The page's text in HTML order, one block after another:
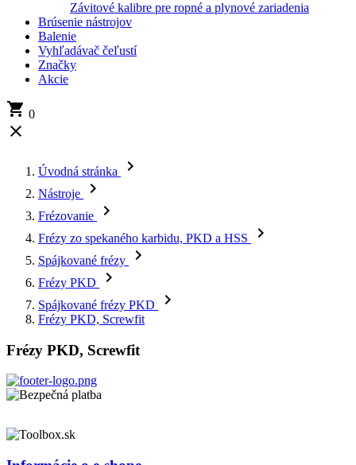
Závitové kalibre pre ropné a plynové zariadenia
Brúsenie nástrojov
Balenie
Vyhľadávač čeľustí
Značky
Akcie
 0

Úvodná stránka 
Nástroje 
Frézovanie 
Frézy zo spekaného karbidu, PKD a HSS 
Spájkované frézy 
Frézy PKD 
Spájkované frézy PKD 
Frézy PKD, Screwfit
Frézy PKD, Screwfit